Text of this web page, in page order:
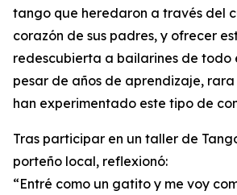
tango que heredaron a través del
corazón de sus padres, y ofrecer
redescubierta a bailarines de todo
pesar de años de aprendizaje,
han experimentado este tipo de
Tras participar en un taller de
porteño local, reflexionó:
“Entré como un gatito y me voy